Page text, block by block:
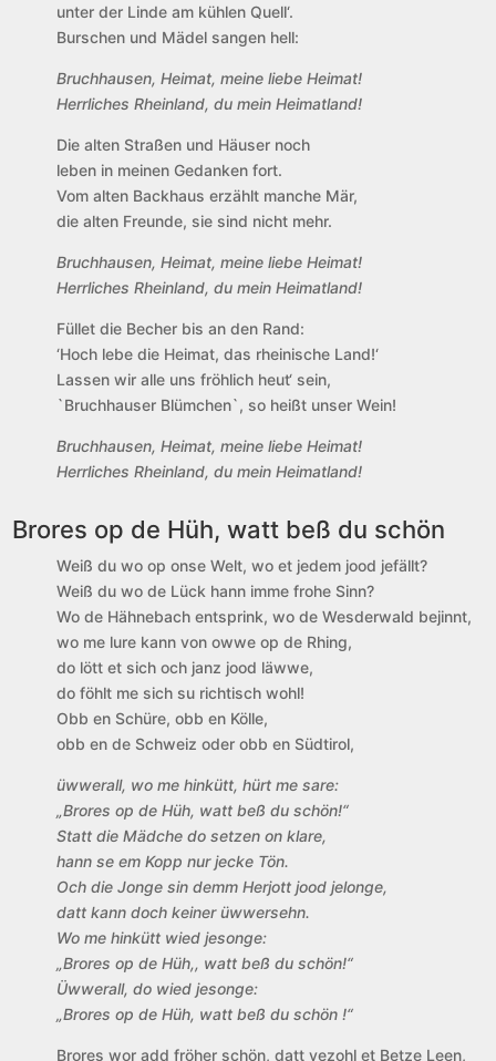
unter der Linde am kühlen Quell‘.
Burschen und Mädel sangen hell:
Bruchhausen, Heimat, meine liebe Heimat!
Herrliches Rheinland, du mein Heimatland!
Die alten Straßen und Häuser noch
leben in meinen Gedanken fort.
Vom alten Backhaus erzählt manche Mär,
die alten Freunde, sie sind nicht mehr.
Bruchhausen, Heimat, meine liebe Heimat!
Herrliches Rheinland, du mein Heimatland!
Füllet die Becher bis an den Rand:
‘Hoch lebe die Heimat, das rheinische Land!‘
Lassen wir alle uns fröhlich heut‘ sein,
`Bruchhauser Blümchen`, so heißt unser Wein!
Bruchhausen, Heimat, meine liebe Heimat!
Herrliches Rheinland, du mein Heimatland!
Brores op de Hüh, watt beß du schön
Weiß du wo op onse Welt, wo et jedem jood jefällt?
Weiß du wo de Lück hann imme frohe Sinn?
Wo de Hähnebach entsprink, wo de Wesderwald bejinnt,
wo me lure kann von owwe op de Rhing,
do lött et sich och janz jood läwwe,
do föhlt me sich su richtisch wohl!
Obb en Schüre, obb en Kölle,
obb en de Schweiz oder obb en Südtirol,
üwwerall, wo me hinkütt, hürt me sare:
„Brores op de Hüh, watt beß du schön!“
Statt die Mädche do setzen on klare,
hann se em Kopp nur jecke Tön.
Och die Jonge sin demm Herjott jood jelonge,
datt kann doch keiner üwwersehn.
Wo me hinkütt wied jesonge:
„Brores op de Hüh,, watt beß du schön!“
Üwwerall, do wied jesonge:
„Brores op de Hüh, watt beß du schön !“
Brores wor add fröher schön, datt vezohl et Betze Leen,